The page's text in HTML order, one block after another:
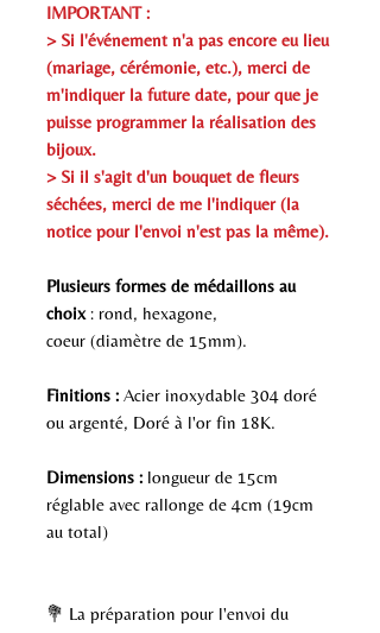
IMPORTANT :
> Si l'événement n'a pas encore eu lieu
(mariage, cérémonie, etc.), merci de
m'indiquer la future date, pour que je
puisse programmer la réalisation des
bijoux.
> Si il s'agit d'un bouquet de fleurs
séchées, merci de me l'indiquer (la
notice pour l'envoi n'est pas la même).
Plusieurs formes de médaillons au
choix: rond, hexagone,
coeur (diamètre de 15mm).
Finitions : Acier inoxydable 304 doré
ou argenté, Doré à l'or fin 18K.
Dimensions : longueur de 15cm
réglable avec rallonge de 4cm (19cm
au total)
💐 La préparation pour l'envoi du